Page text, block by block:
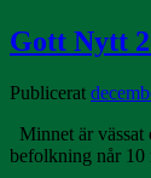
Gott Nytt
Publicerat
Minnet är
befolkning når 10